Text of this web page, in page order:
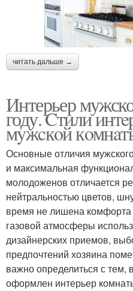
читать дальше →
Интерьер
году. Cтили
мyжcкoй
Основные отличия
и максимальная
молодоженов отличается
нейтральностью цветов,
время не лишена комфорта
газовой атмосферы
дизайнерских приемов,
предпочтений хозяина
важно определиться с тем,
оформлен интерьер